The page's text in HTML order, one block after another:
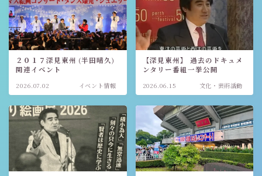
２０１７深見東州 (半田晴久)
関連イベント
2026.07.02 イベント情報
【深見東州】 過去のドキュメ
ンタリー番組一挙公開
2026.06.15 文化・芸術活動